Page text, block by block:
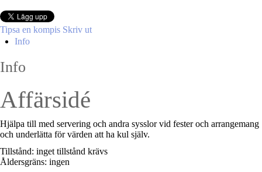
Tipsa en kompis Skriv ut
Info
Info
Affärsidé
Hjälpa till med servering och andra sysslor vid fester och arrangemang
och underlätta för värden att ha kul själv.
Tillstånd: inget tillstånd krävs
Åldersgräns: ingen